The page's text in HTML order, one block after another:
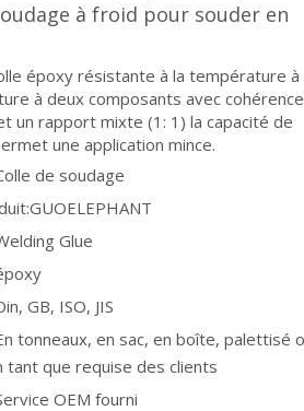
à froid pour souder en
époxy résistante à la température à
à deux composants avec
un rapport mixte (1: 1) la capacité de
une application mince.
de soudage
GUOELEPHANT
Glue
GB, ISO, JIS
tonneaux, en sac, en boîte, palettisé
tant que requise des clients
OEM fourni